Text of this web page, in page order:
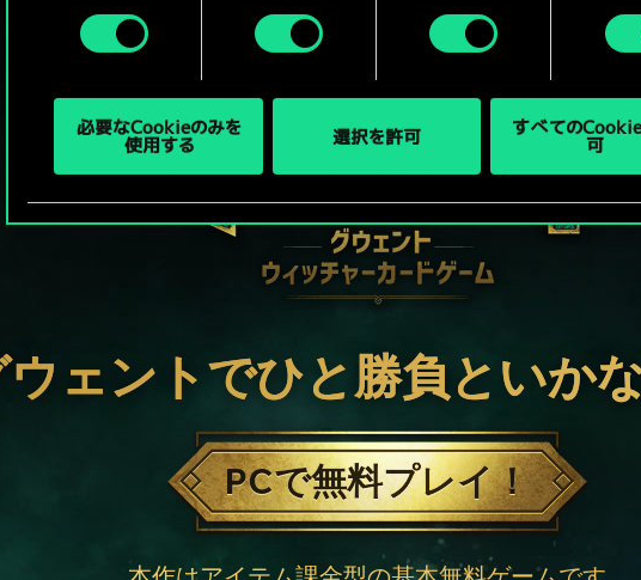
必要なCookieのみを
使用する 選択を許可 すべての
可
ウェントでひと勝負といか
PCで無料プレイ！